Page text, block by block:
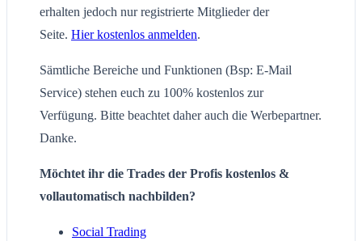
erhalten jedoch nur registrierte Mitglieder der
Seite. Hier kostenlos anmelden.
Sämtliche Bereiche und Funktionen (Bsp: E-Mail
Service) stehen euch zu 100% kostenlos zur
Verfügung. Bitte beachtet daher auch die Werbepartner.
Danke.
Möchtet ihr die Trades der Profis kostenlos &
vollautomatisch nachbilden?
Social Trading